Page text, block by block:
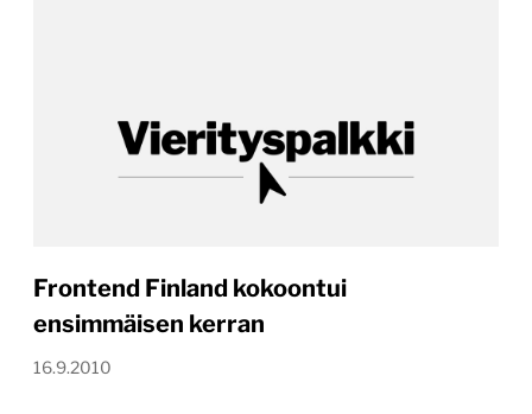
Frontend Finland kokoontui
ensimmäisen kerran
16.9.2010